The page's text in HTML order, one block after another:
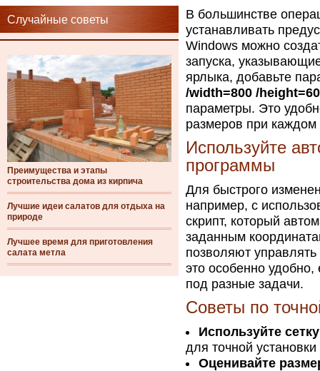
Случайные советы
Преимущества и этапы
строительства дома из кирпича
Лучшие идеи салатов для отдыха на
природе
Лучшее время для приготовления
салата метла
В большинстве
устанавливать
Windows можно
запуска,
ярлыка, добавьте
/width=800 /
параметры. Это
размеров при каждом
Используйте
программы
Для быстрого
например, с
скрипт, который
заданным
позволяют
это особенно
под разные задачи.
Советы по
Используйте
для точной
Оценивайте